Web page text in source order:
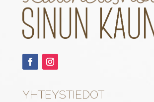
YHTEYSTIEDOT